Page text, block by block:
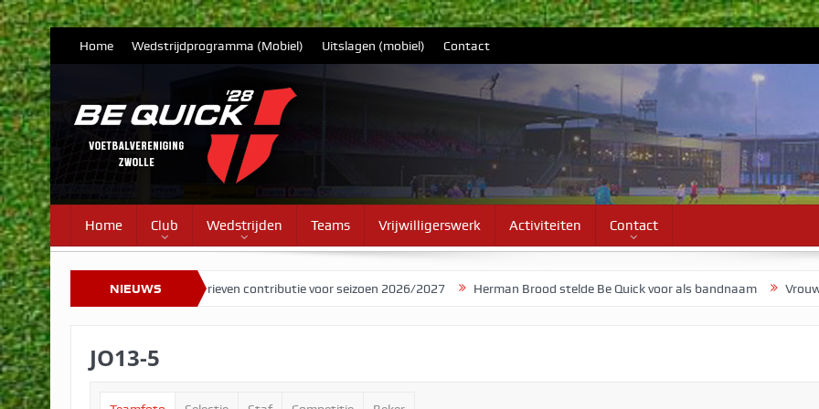
Home Wedstrijdprogramma (Mobiel) Uitslagen (mobiel) Contact
Home Club Wedstrijden Teams Vrijwilligerswerk Activiteiten Contact
NIEUWS
intact Tarieven contributie voor seizoen 2026/2027 Herman Brood stelde Be Quick voor als bandnaam Vrouwen 1
JO13-5